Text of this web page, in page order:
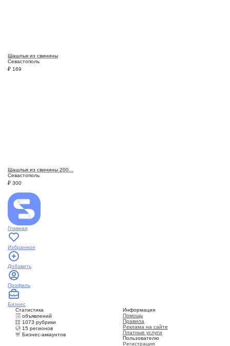
Шашлык из свинины
Севастополь
₽ 169
Шашлык из свинины 200...
Севастополь
₽ 300
Главная
Избранное
Добавить
Профиль
Бизнес
Статистика
объявлений
1073 рубрики
15 регионов
Бизнес-аккаунтов
Информация
Помощь
Правила
Реклама на сайте
Платные услуги
Пользователю
Регистрация